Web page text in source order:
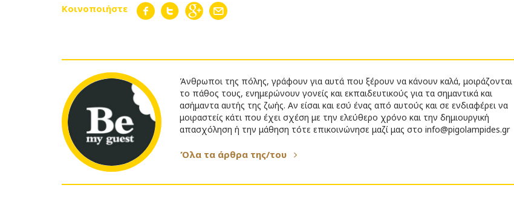
Κοινοποιήστε
Άνθρωποι της πόλης, γράφουν για αυτά που ξέρουν να κάνουν καλά, μοιράζονται
το πάθος τους, ενημερώνουν γονείς και εκπαιδευτικούς για τα σημαντικά και
ασήμαντα αυτής της ζωής. Αν είσαι και εσύ ένας από αυτούς και σε ενδιαφέρει να
μοιραστείς κάτι που έχει σχέση με την ελεύθερο χρόνο και την δημιουργική
απασχόληση ή την μάθηση τότε επικοινώνησε μαζί μας στο info@pigolampides.gr
Όλα τα άρθρα της/του